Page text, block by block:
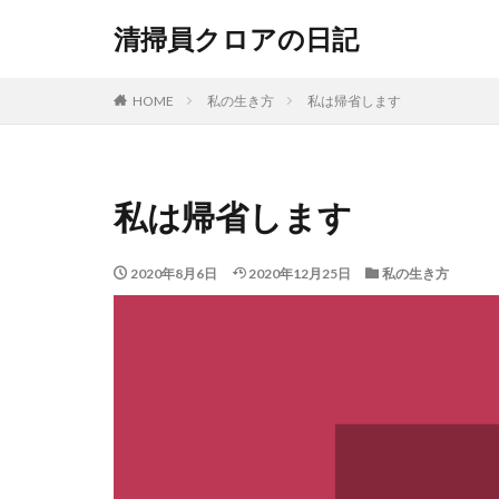
清掃員クロアの日記
HOME 私の生き方 私は帰省します
私は帰省します
2020年8月6日 2020年12月25日 私の生き方